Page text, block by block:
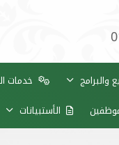
والبرامج خدمات
الأستبيانات